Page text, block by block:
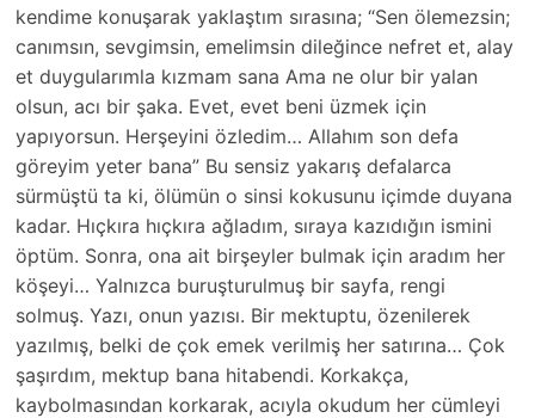
kendime konuşarak yaklaştım sırasına; “Sen ölemezsin;
canımsın, sevgimsin, emelimsin dileğince nefret et, alay
et duygularımla kızmam sana Ama ne olur bir yalan
olsun, acı bir şaka. Evet, evet beni üzmek için
yapıyorsun. Herşeyini özledim… Allahım son defa
göreyim yeter bana” Bu sensiz yakarış defalarca
sürmüştü ta ki, ölümün o sinsi kokusunu içimde duyana
kadar. Hıçkıra hıçkıra ağladım, sıraya kazıdığın ismini
öptüm. Sonra, ona ait birşeyler bulmak için aradım her
köşeyi… Yalnızca buruşturulmuş bir sayfa, rengi
solmuş. Yazı, onun yazısı. Bir mektuptu, özenilerek
yazılmış, belki de çok emek verilmiş her satırına… Çok
şaşırdım, mektup bana hitabendi. Korkakça,
kaybolmasından korkarak, acıyla okudum her cümleyi